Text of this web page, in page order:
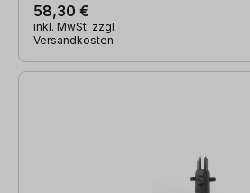
58,30 €
inkl. MwSt. zzgl.
Versandkosten